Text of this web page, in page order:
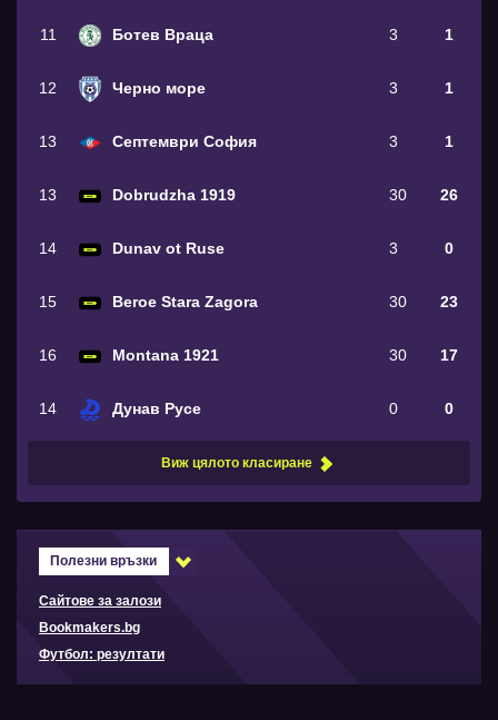
11 Ботев Враца 3 1
12 Черно море 3 1
13 Септември София 3 1
13 Dobrudzha 1919 30 26
14 Dunav ot Ruse 3 0
15 Beroe Stara Zagora 30 23
16 Montana 1921 30 17
14 Дунав Русе 0 0
Виж цялото класиране
Полезни връзки
Сайтове за залози
Bookmakers.bg
Футбол: резултати